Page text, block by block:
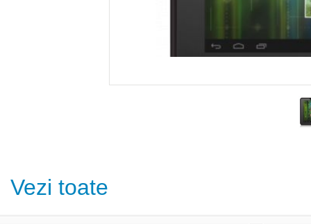
Vezi toate